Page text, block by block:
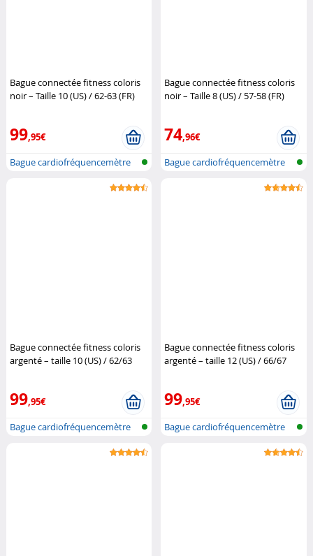
Bague connectée fitness coloris
noir – Taille 10 (US) / 62-63 (FR)
99,95€
Bague cardiofréquencemètre
Bague connectée fitness coloris
noir – Taille 8 (US) / 57-58 (FR)
74,96€
Bague cardiofréquencemètre
Bague connectée fitness coloris
argenté – taille 10 (US) / 62/63
99,95€
Bague cardiofréquencemètre
Bague connectée fitness coloris
argenté – taille 12 (US) / 66/67
99,95€
Bague cardiofréquencemètre